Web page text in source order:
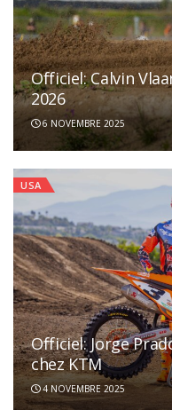
Officiel: Calvin
6 NOVEMBRE 2025
USA
Officiel: Jorge
chez KTM
4 NOVEMBRE 2025